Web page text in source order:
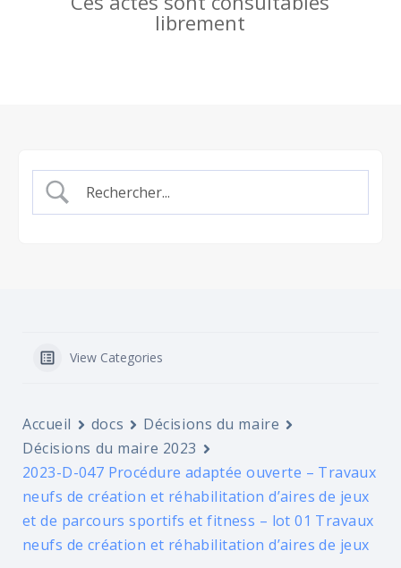
librement
View Categories
Accueil docs
Décisions du maire
Décisions du maire 2023
2023-D-047 Procédure adaptée ouverte – Travaux
neufs de création et réhabilitation d’aires de jeux
et de parcours sportifs et fitness – lot 01 Travaux
neufs de création et réhabilitation d’aires de jeux